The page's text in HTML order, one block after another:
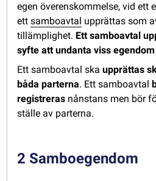
egen överenskommelse, vid ett
ettsamboavtal upprättas som
tillämplighet. Ett samboavtal
syfte att undanta viss
Ett samboavtal skaupprättas
båda parterna. Ett samboavtal
registreras nånstans men bör
ställe av parterna.
2 Samboegendom